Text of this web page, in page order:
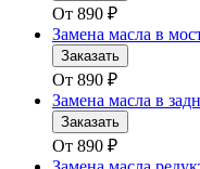
От 890 ₽
Замена масла в
Заказать
От 890 ₽
Замена масла в
Заказать
От 890 ₽